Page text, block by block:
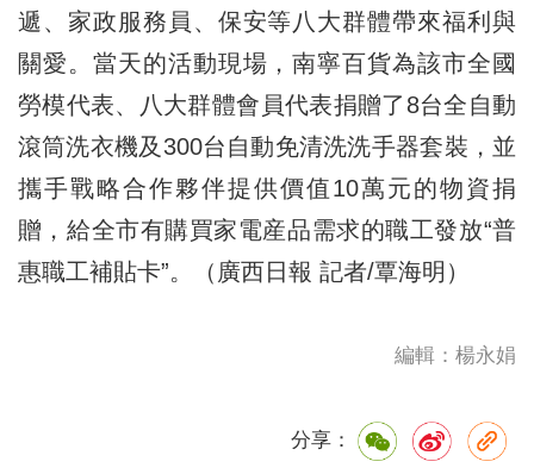
遞、家政服務員、保安等八大群體帶來福利與
關愛。當天的活動現場，南寧百貨為該市全國
勞模代表、八大群體會員代表捐贈了8台全自動
滾筒洗衣機及300台自動免清洗洗手器套裝，並
攜手戰略合作夥伴提供價值10萬元的物資捐
贈，給全市有購買家電産品需求的職工發放“普
惠職工補貼卡”。（廣西日報 記者/覃海明）
編輯：楊永娟
分享：